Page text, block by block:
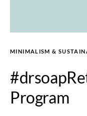
MINIMALISM &
Program